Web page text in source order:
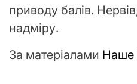
приводу балів.
надміру.
За матеріалами Наше